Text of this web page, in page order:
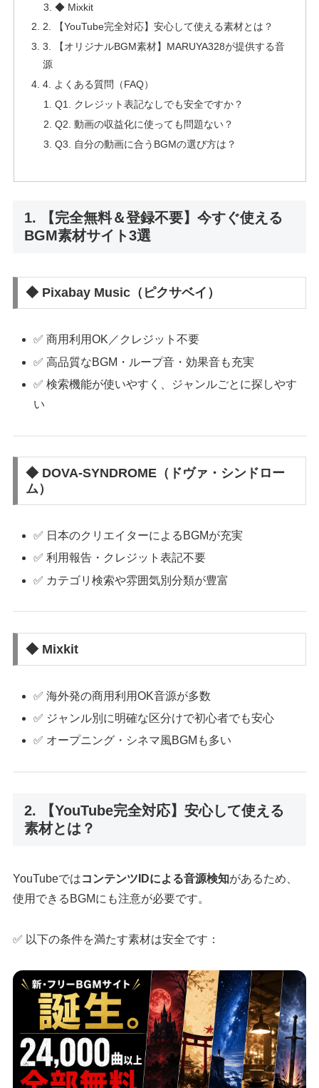
◆ Mixkit
2. 【YouTube完全対応】安心して使える素材とは？
3. 【オリジナルBGM素材】MARUYA328が提供する音
源
4. よくある質問（FAQ）
Q1. クレジット表記なしでも安全ですか？
Q2. 動画の収益化に使っても問題ない？
Q3. 自分の動画に合うBGMの選び方は？
1. 【完全無料＆登録不要】今すぐ使える
BGM素材サイト3選
◆ Pixabay Music（ピクサベイ）
✅ 商用利用OK／クレジット不要
✅ 高品質なBGM・ループ音・効果音も充実
✅ 検索機能が使いやすく、ジャンルごとに探しやす
い
◆ DOVA-SYNDROME（ドヴァ・シンドロー
ム）
✅ 日本のクリエイターによるBGMが充実
✅ 利用報告・クレジット表記不要
✅ カテゴリ検索や雰囲気別分類が豊富
◆ Mixkit
✅ 海外発の商用利用OK音源が多数
✅ ジャンル別に明確な区分けで初心者でも安心
✅ オープニング・シネマ風BGMも多い
2. 【YouTube完全対応】安心して使える
素材とは？
YouTubeではコンテンツIDによる音源検知があるため、
使用できるBGMにも注意が必要です。
✅ 以下の条件を満たす素材は安全です：